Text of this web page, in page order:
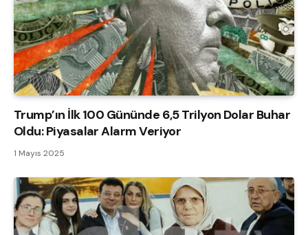
Trump’ın İlk 100 Gününde 6,5 Trilyon Dolar Buhar
Oldu: Piyasalar Alarm Veriyor
1 Mayıs 2025